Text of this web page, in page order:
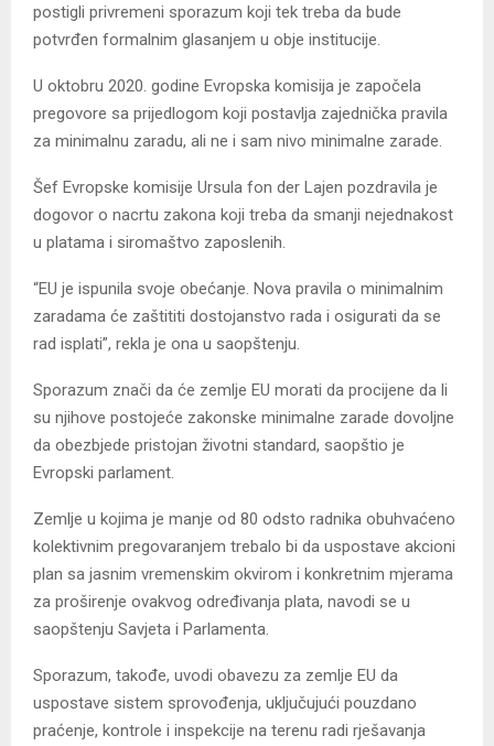
postigli privremeni sporazum koji tek treba da bude
potvrđen formalnim glasanjem u obje institucije.
U oktobru 2020. godine Evropska komisija je započela
pregovore sa prijedlogom koji postavlja zajednička pravila
za minimalnu zaradu, ali ne i sam nivo minimalne zarade.
Šef Evropske komisije Ursula fon der Lajen pozdravila je
dogovor o nacrtu zakona koji treba da smanji nejednakost
u platama i siromaštvo zaposlenih.
“EU je ispunila svoje obećanje. Nova pravila o minimalnim
zaradama će zaštititi dostojanstvo rada i osigurati da se
rad isplati”, rekla je ona u saopštenju.
Sporazum znači da će zemlje EU morati da procijene da li
su njihove postojeće zakonske minimalne zarade dovoljne
da obezbjede pristojan životni standard, saopštio je
Evropski parlament.
Zemlje u kojima je manje od 80 odsto radnika obuhvaćeno
kolektivnim pregovaranjem trebalo bi da uspostave akcioni
plan sa jasnim vremenskim okvirom i konkretnim mjerama
za proširenje ovakvog određivanja plata, navodi se u
saopštenju Savjeta i Parlamenta.
Sporazum, takođe, uvodi obavezu za zemlje EU da
uspostave sistem sprovođenja, uključujući pouzdano
praćenje, kontrole i inspekcije na terenu radi rješavanja